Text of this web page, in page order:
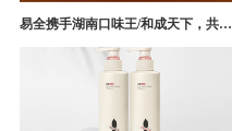
易全携手湖南口味王/和成天下，共构槟榔一袋一码防伪防窜货营销系统